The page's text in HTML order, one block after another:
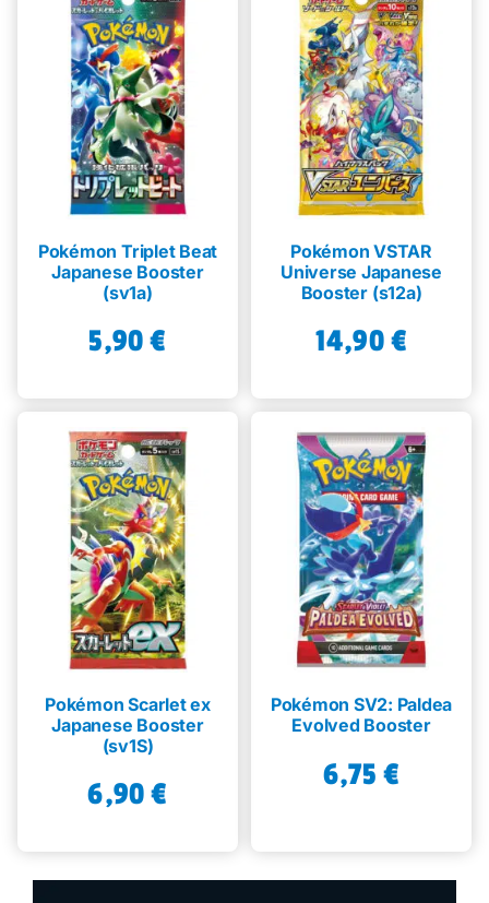
Pokémon Triplet Beat
Japanese Booster
(sv1a)
5,90€
Pokémon VSTAR
Universe Japanese
Booster (s12a)
14,90€
Pokémon Scarlet ex
Japanese Booster
(sv1S)
6,90€
Pokémon SV2: Paldea
Evolved Booster
6,75 €